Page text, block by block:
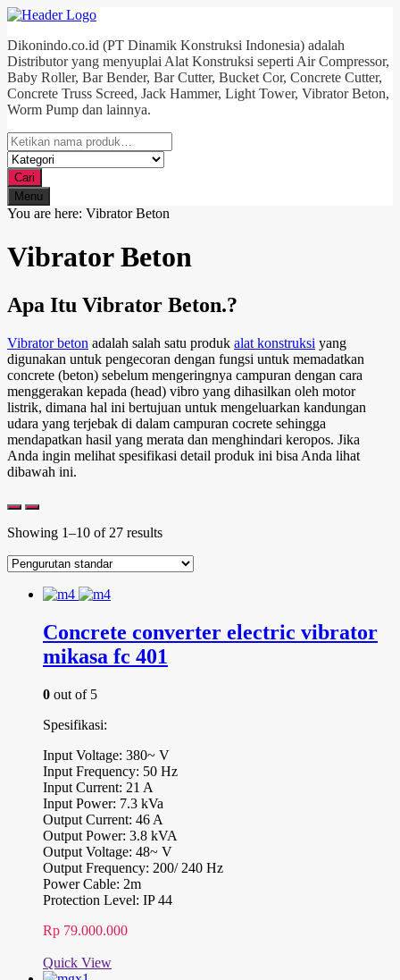
Dikonindo.co.id (PT Dinamik Konstruksi Indonesia) adalah
Distributor yang menyuplai Alat Konstruksi seperti Air Compressor,
Baby Roller, Bar Bender, Bar Cutter, Bucket Cor, Concrete Cutter,
Concrete Truss Screed, Jack Hammer, Light Tower, Vibrator Beton,
Worm Pump dan lainnya.
Cari
Menu
You are here: Vibrator Beton
Vibrator Beton
Apa Itu Vibrator Beton.?
Vibrator beton adalah salah satu produk alat konstruksi yang
digunakan untuk pengecoran dengan fungsi untuk memadatkan
concrete (beton) sebelum mengeringnya campuran dengan cara
menggerakan kepada (head) vibro yang dihasilkan oleh motor
listrik, dimana hal ini bertujuan untuk mengeluarkan kandungan
udara yang terjebak di dalam campuran cocrete sehingga
mendapatkan hasil yang merata dan menghindari keropos. Jika
Anda ingin melihat spesifikasi detail produk ini bisa Anda lihat
dibawah ini.
Showing 1–10 of 27 results
Concrete converter electric vibrator
mikasa fc 401
0 out of 5
Spesifikasi:
Input Voltage: 380~ V
Input Frequency: 50 Hz
Input Current: 21 A
Input Power: 7.3 kVa
Output Current: 46 A
Output Power: 3.8 kVA
Output Voltage: 48~ V
Output Frequency: 200/ 240 Hz
Power Cable: 2m
Protection Level: IP 44
Rp 79.000.000
Quick View